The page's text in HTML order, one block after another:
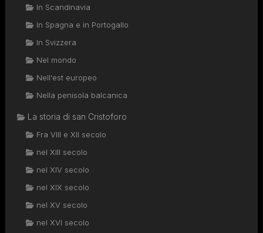
In Scandinavia
In Spagna e in Portogallo
In Svizzera
Nel mondo
Nell'est europeo
Nella penisola balcanica
La storia di san Cristoforo
Fra VIII e XII secolo
nel XIII secolo
nel XIV secolo
nel XIX secolo
nel XV secolo
nel XVI secolo